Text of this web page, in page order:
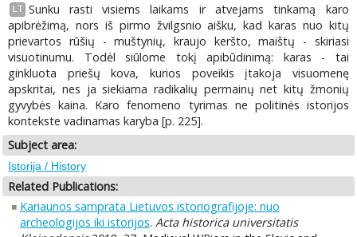
LT Sunku rasti visiems laikams ir atvejams tinkamą karo
apibrėžimą, nors iš pirmo žvilgsnio aišku, kad karas nuo kitų
prievartos rūšių - muštynių, kraujo keršto, maištų - skiriasi
visuotinumu. Todėl siūlome tokį apibūdinimą: karas - tai
ginkluota priešų kova, kurios poveikis įtakoja visuomenę
apskritai, nes ja siekiama radikalių permainų net kitų žmonių
gyvybės kaina. Karo fenomeno tyrimas ne politinės istorijos
kontekste vadinamas karyba [p. 225].
Subject area:
Istorija / History
Related Publications:
Kariaunos samprata Lietuvos istoriografijoje: nuo
archeologijos iki istorijos. Acta historica universitatis